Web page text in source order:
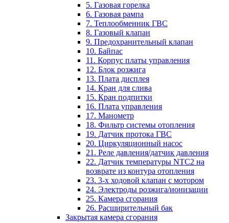
5. Газовая горелка
6. Газовая рампа
7. Теплообменник ГВС
8. Газовый клапан
9. Предохранительный клапан
10. Байпас
11. Корпус платы управления
12. Блок розжига
13. Плата дисплея
14. Кран для слива
15. Кран подпитки
16. Плата управления
17. Манометр
18. Фильтр системы отопления
19. Датчик протока ГВС
20. Циркуляционный насос
21. Реле давления/датчик давления
22. Датчик температуры NTC2 на
возврате из контура отопления
23. 3-х ходовой клапан с мотором
24. Электроды розжига/ионизации
25. Камера сгорания
26. Расширительный бак
Закрытая камера сгорания